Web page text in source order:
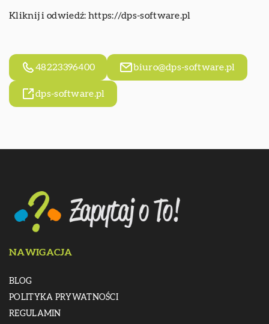
Kliknij i odwiedź: https://dps-software.pl
48223396400 biuro@dps-software.pl
dps-software.pl
NAWIGACJA
BLOG
POLITYKA PRYWATNOŚCI
REGULAMIN